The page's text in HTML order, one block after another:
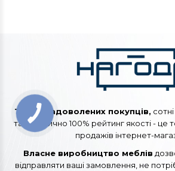
Тисячі задоволених покупців,
та практично 100% рейтинг якості - це
продажів інтернет-
Власне виробництво меблів
відправляти ваші замовлення, не